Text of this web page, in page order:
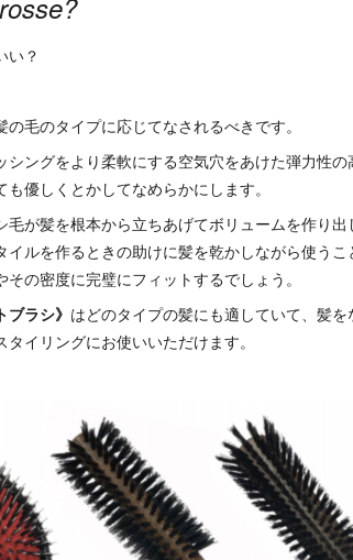
い？
毛のタイプに応じてなされるべきです。
シングをより柔軟にする空気穴をあけた弾力性
優しくとかしてなめらかにします。
毛が髪を根本から立ちあげてボリュームを作り
イルを作るときの助けに髪を乾かしながら使う
の密度に完璧にフィットするでしょう。
ブラシ》 はどのタイプの髪にも適していて、髪
イリングにお使いいただけます。